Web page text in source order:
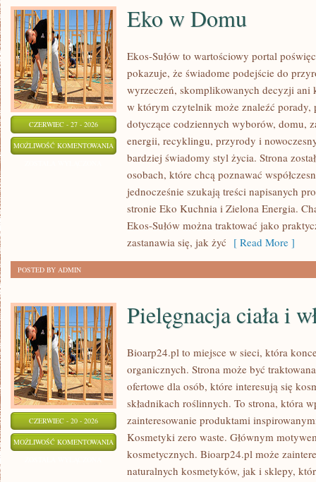
CZERWIEC - 27 - 2026
MOŻLIWOŚĆ KOMENTOWANIA
DOMU
Eko w Domu
Ekos-Sułów to wartościowy portal
pokazuje, że świadome podejście do
wyrzeczeń, skomplikowanych decyzji ani
w którym czytelnik może znaleźć porady,
dotyczące codziennych wyborów, domu,
energii, recyklingu, przyrody i
bardziej świadomy styl życia. Strona
osobach, które chcą poznawać
jednocześnie szukają treści napisanych
stronie Eko Kuchnia i Zielona Energia.
Ekos-Sułów można traktować jako
zastanawia się, jak żyć [ Read More ]
POSTED BY ADMIN
CZERWIEC - 20 - 2026
MOŻLIWOŚĆ KOMENTOWANIA PIELĘGNACJA
CIAŁA
Pielęgnacja ciała i
Bioarp24.pl to miejsce w sieci, która
organicznych. Strona może być
ofertowe dla osób, które interesują się
składnikach roślinnych. To strona, która
zainteresowanie produktami
Kosmetyki zero waste. Głównym
kosmetycznych. Bioarp24.pl może
naturalnych kosmetyków, jak i sklepy,